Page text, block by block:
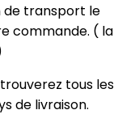
de transport le
commande. ( la
tous les
de livraison.